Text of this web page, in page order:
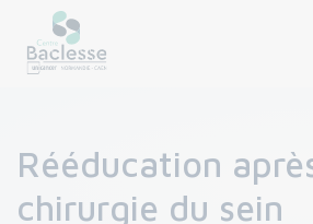
Rééducation
chirurgie du sein